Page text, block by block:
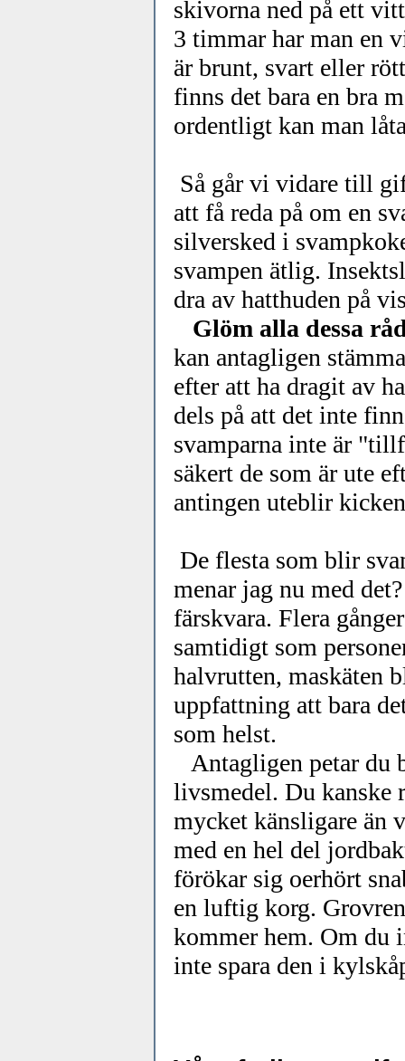
skivorna ned på ett
3 timmar har man en
är brunt, svart eller
finns det bara en bra
ordentligt kan man
Så går vi vidare till
att få reda på om en
silversked i
svampen ätlig.
dra av hatthuden på
Glöm alla dessa
kan antagligen
efter att ha dragit av
dels på att det inte
svamparna inte är
säkert de som är ute
antingen uteblir
De flesta som blir
menar jag nu med
färskvara. Flera
samtidigt som
halvrutten, maskäten
uppfattning att bara
som helst.
Antagligen petar du
livsmedel. Du kanske
mycket känsligare än
med en hel del
förökar sig oerhört
en luftig korg.
kommer hem. Om du
inte spara den i